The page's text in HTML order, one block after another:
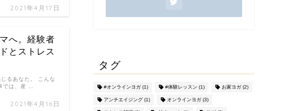
2021年4月17日
へ。経験者
とストレス
2021年4月16日
るあなた。 こんな
では、産 …
タグ
#オンラインヨガ(1) #体験レッスン (1) お家ヨガ(2)
アンチエイジング(1) オンラインヨガ(3)